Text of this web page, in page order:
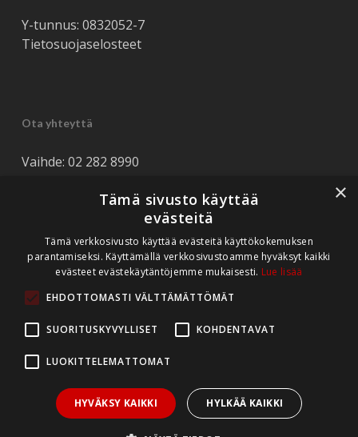
Y-tunnus: 0832052-7
Tietosuojaselosteet
Ota yhteyttä
Vaihde: 02 282 8990
Tarjouspyynnöt: myynti(at)rediteq.fi
Tukipyynnöt: tuki(at)rediteq.fi
×
Tämä sivusto käyttää
evästeitä
Tämä verkkosivusto käyttää evästeitä käyttökokemuksen
parantamiseksi. Käyttämällä verkkosivustoamme hyväksyt kaikki
evästeet evästekäytäntöjemme mukaisesti. Lue lisää
EHDOTTOMASTI VÄLTTÄMÄTTÖMÄT
SUORITUSKYVYLLISET KOHDENTAVAT
LUOKITTELEMATTOMAT
HYVÄKSY KAIKKI HYLKÄÄ KAIKKI